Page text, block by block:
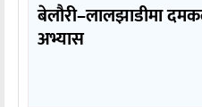
बेलौरी–लालझाडीमा
अभ्यास